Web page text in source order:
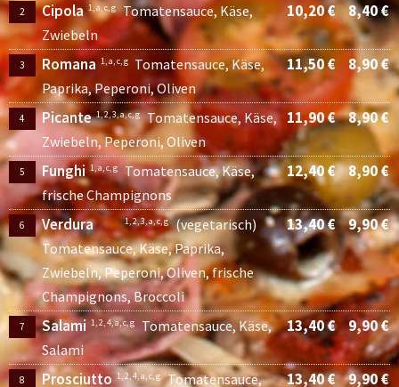
2 Cipola 1, a, c, g Tomatensauce, Käse,
Zwiebeln
10,20 € 8,40 €
3 Romana 1, a, c, g
Tomatensauce, Käse,
Paprika, Peperoni, Oliven
11,50 € 8,90 €
4 Picante 1, 2, 3, a, c, g Tomatensauce, Käse,
Zwiebeln, Peperoni, Oliven
11,90 € 8,90 €
5 Funghi 1, a, c, g Tomatensauce, Käse,
frische Champignons
12,40 € 8,90 €
6 Verdura 1, 2, 3, a, c, g (vegetarisch)
Tomatensauce, Käse, Paprika,
Zwiebeln, Peperoni, Oliven, frische
Champignons, Broccoli
13,40 € 9,90 €
7 Salami 1, 2, 4, a, c, g Tomatensauce, Käse,
Salami
13,40 € 9,90 €
8 Prosciutto 1, 2, 4, a, c, g Tomatensauce,
13,40 € 9,90 €